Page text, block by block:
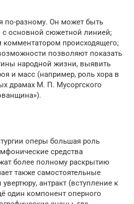
по-разному. Он может быть
основной сюжетной линией;
происходящего;
позволяют показать
народной жизни, выявить
и масс (например, роль хора в
драмах М. П. Мусоргского
оперы большая роль
средства
более полному раскрытию
также самостоятельные
антракт (вступление к
один компонент оперного